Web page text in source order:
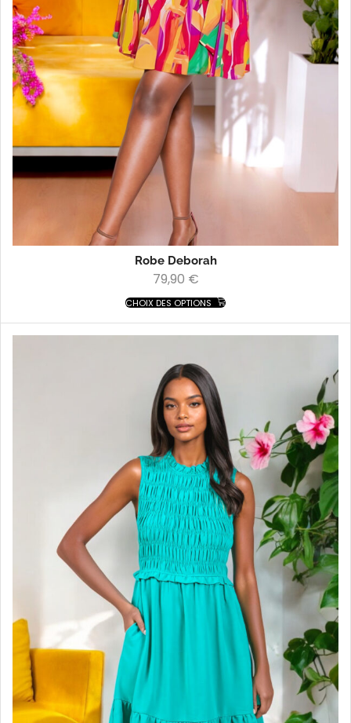
Robe Deborah
79,90 €
CHOIX DES OPTIONS